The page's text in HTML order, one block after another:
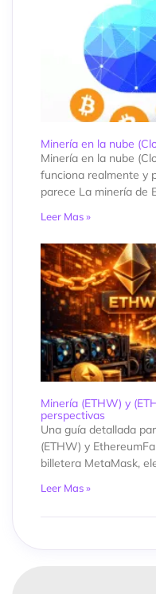
Minería en la nube
Minería en la nube
funciona realmente y
parece La minería de
Leer Mas »
Minería (ETHW) y
perspectivas
Una guía detallada
(ETHW) y
billetera MetaMask,
Leer Mas »